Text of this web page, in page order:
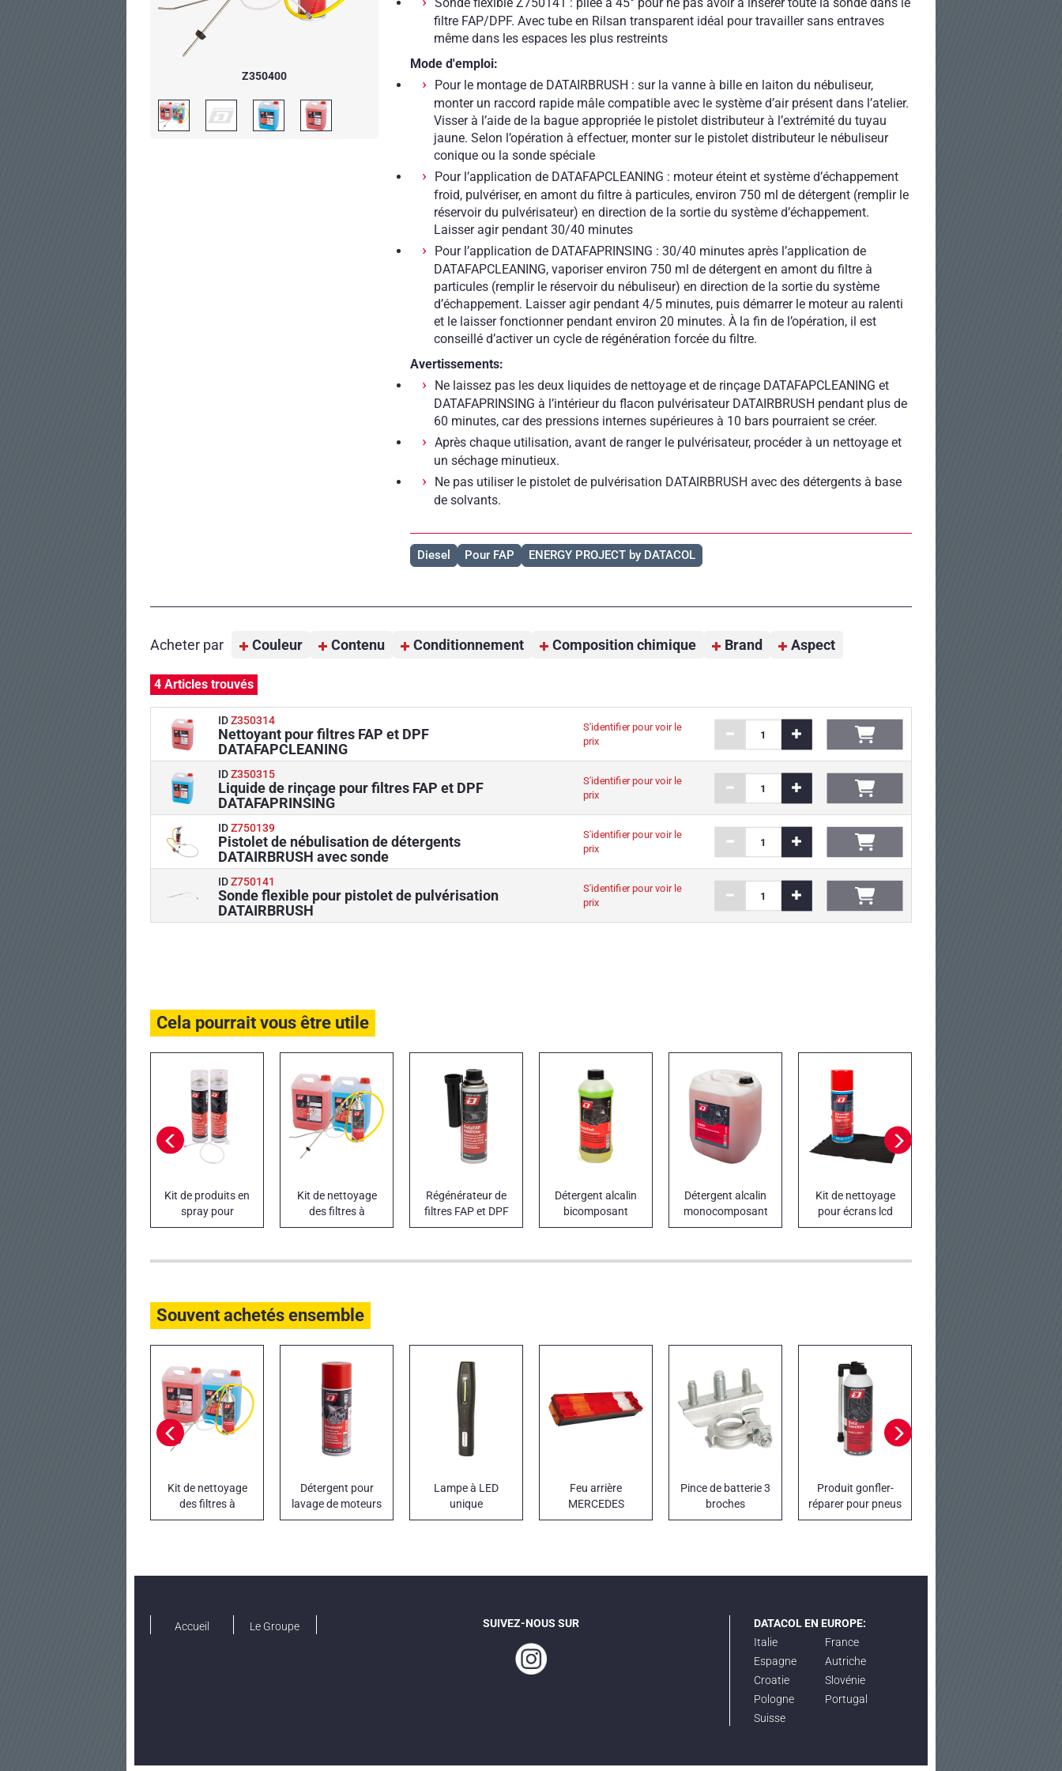
Z350400
Sonde flexible Z750141 : pliée à 45° pour ne pas avoir à insérer toute la sonde dans le
filtre FAP/DPF. Avec tube en Rilsan transparent idéal pour travailler sans entraves
même dans les espaces les plus restreints
Mode d'emploi:
Pour le montage de DATAIRBRUSH : sur la vanne à bille en laiton du nébuliseur,
monter un raccord rapide mâle compatible avec le système d’air présent dans l’atelier.
Visser à l’aide de la bague appropriée le pistolet distributeur à l’extrémité du tuyau
jaune. Selon l’opération à effectuer, monter sur le pistolet distributeur le nébuliseur
conique ou la sonde spéciale
Pour l’application de DATAFAPCLEANING : moteur éteint et système d’échappement
froid, pulvériser, en amont du filtre à particules, environ 750 ml de détergent (remplir le
réservoir du pulvérisateur) en direction de la sortie du système d’échappement.
Laisser agir pendant 30/40 minutes
Pour l’application de DATAFAPRINSING : 30/40 minutes après l’application de
DATAFAPCLEANING, vaporiser environ 750 ml de détergent en amont du filtre à
particules (remplir le réservoir du nébuliseur) en direction de la sortie du système
d’échappement. Laisser agir pendant 4/5 minutes, puis démarrer le moteur au ralenti
et le laisser fonctionner pendant environ 20 minutes. À la fin de l’opération, il est
conseillé d’activer un cycle de régénération forcée du filtre.
Avertissements:
Ne laissez pas les deux liquides de nettoyage et de rinçage DATAFAPCLEANING et
DATAFAPRINSING à l’intérieur du flacon pulvérisateur DATAIRBRUSH pendant plus de
60 minutes, car des pressions internes supérieures à 10 bars pourraient se créer.
Après chaque utilisation, avant de ranger le pulvérisateur, procéder à un nettoyage et
un séchage minutieux.
Ne pas utiliser le pistolet de pulvérisation DATAIRBRUSH avec des détergents à base
de solvants.
Diesel Pour FAP ENERGY PROJECT by DATACOL
Acheter par Couleur Contenu Conditionnement Composition chimique Brand Aspect
4 Articles trouvés
IDZ350314
Nettoyant pour filtres FAP et DPF
DATAFAPCLEANING
S'identifier pour voir le
prix
IDZ350315
Liquide de rinçage pour filtres FAP et DPF
DATAFAPRINSING
S'identifier pour voir le
prix
IDZ750139
Pistolet de nébulisation de détergents
DATAIRBRUSH avec sonde
S'identifier pour voir le
prix
IDZ750141
Sonde flexible pour pistolet de pulvérisation
DATAIRBRUSH
S'identifier pour voir le
prix
Cela pourrait vous être utile
Kit de produits en
spray pour
nettoyage des
Kit de nettoyage
des filtres à
particules FAP et
Régénérateur de
filtres FAP et DPF
DATAFAP ADDITIVE
Détergent alcalin
bicomposant
DATAFLASH
Détergent alcalin
monocomposant
PULIDAT
Kit de nettoyage
pour écrans lcd
Souvent achetés ensemble
Kit de nettoyage
des filtres à
particules FAP et
Détergent pour
lavage de moteurs
Lampe à LED
unique
Feu arrière
MERCEDES
ACTROS
Pince de batterie 3
broches
Produit gonfler-
réparer pour pneus
de voitures
Accueil Le Groupe SUIVEZ-NOUS SUR
DATACOL EN EUROPE:
Italie
France
Espagne
Autriche
Croatie
Slovénie
Pologne
Portugal
Suisse